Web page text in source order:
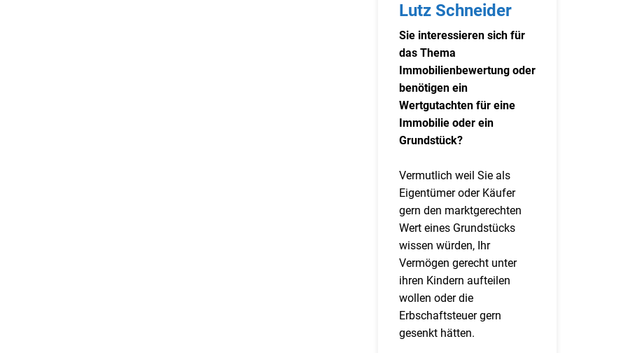
Lutz Schneider
Sie interessieren sich für
das Thema
Immobilienbewertung oder
benötigen ein
Wertgutachten für eine
Immobilie oder ein
Grundstück?
Vermutlich weil Sie als
Eigentümer oder Käufer
gern den marktgerechten
Wert eines Grundstücks
wissen würden, Ihr
Vermögen gerecht unter
ihren Kindern aufteilen
wollen oder die
Erbschaftsteuer gern
gesenkt hätten.